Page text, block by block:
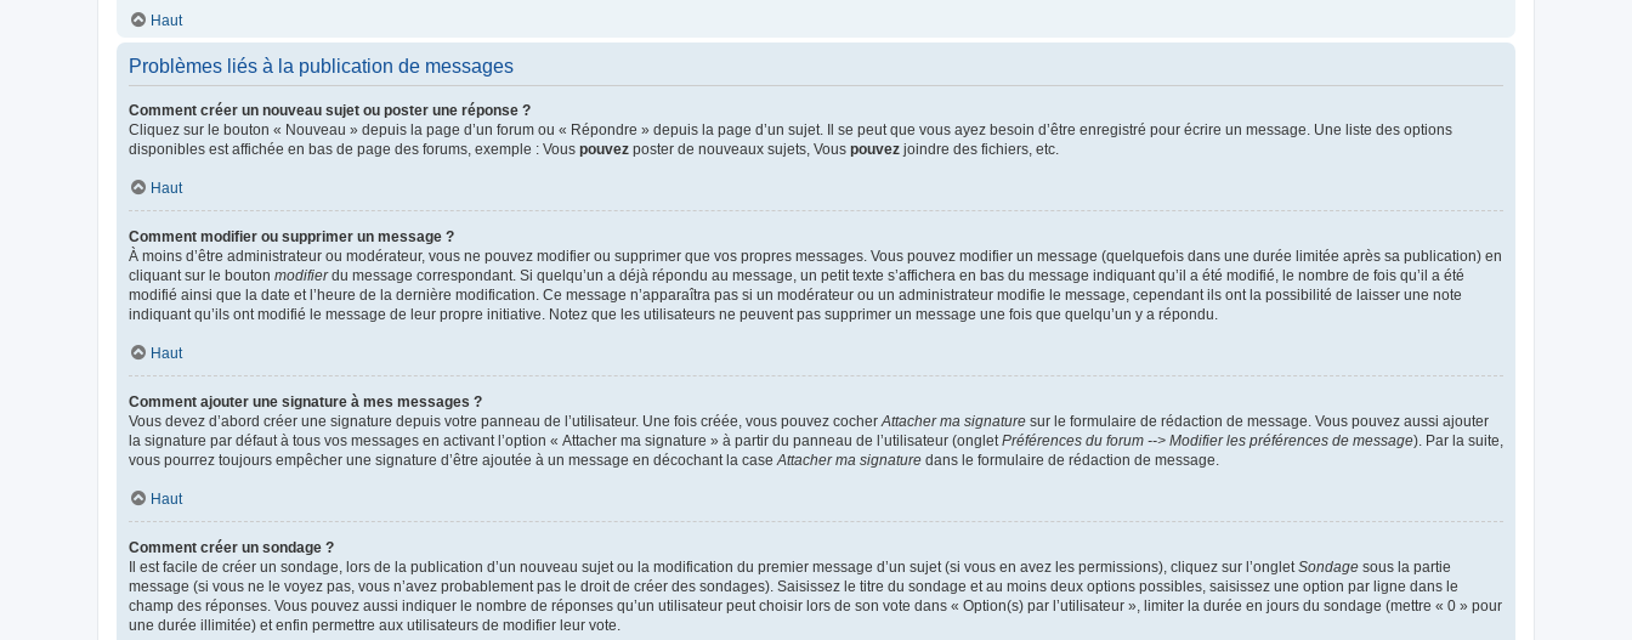
Haut
Problèmes liés à la publication de messages
Comment créer un nouveau sujet ou poster une réponse ?
Cliquez sur le bouton « Nouveau » depuis la page d’un forum ou « Répondre » depuis la page d’un sujet. Il se peut que vous ayez besoin d’être enregistré pour écrire un message. Une liste des options
disponibles est affichée en bas de page des forums, exemple : Vous pouvez poster de nouveaux sujets, Vous pouvez joindre des fichiers, etc.
Haut
Comment modifier ou supprimer un message ?
À moins d’être administrateur ou modérateur, vous ne pouvez modifier ou supprimer que vos propres messages. Vous pouvez modifier un message (quelquefois dans une durée limitée après sa publication) en
cliquant sur le bouton modifierdu message correspondant. Si quelqu’un a déjà répondu au message, un petit texte s’affichera en bas du message indiquant qu’il a été modifié, le nombre de fois qu’il a été
modifié ainsi que la date et l’heure de la dernière modification. Ce message n’apparaîtra pas si un modérateur ou un administrateur modifie le message, cependant ils ont la possibilité de laisser une note
indiquant qu’ils ont modifié le message de leur propre initiative. Notez que les utilisateurs ne peuvent pas supprimer un message une fois que quelqu’un y a répondu.
Haut
Comment ajouter une signature à mes messages ?
Vous devez d’abord créer une signature depuis votre panneau de l’utilisateur. Une fois créée, vous pouvez cocher Attacher ma signature sur le formulaire de rédaction de message. Vous pouvez aussi ajouter
la signature par défaut à tous vos messages en activant l’option « Attacher ma signature » à partir du panneau de l’utilisateur (onglet Préférences du forum --> Modifier les préférences de message). Par la suite,
vous pourrez toujours empêcher une signature d’être ajoutée à un message en décochant la case Attacher ma signature dans le formulaire de rédaction de message.
Haut
Comment créer un sondage ?
Il est facile de créer un sondage, lors de la publication d’un nouveau sujet ou la modification du premier message d’un sujet (si vous en avez les permissions), cliquez sur l’onglet Sondage sous la partie
message (si vous ne le voyez pas, vous n’avez probablement pas le droit de créer des sondages). Saisissez le titre du sondage et au moins deux options possibles, saisissez une option par ligne dans le
champ des réponses. Vous pouvez aussi indiquer le nombre de réponses qu’un utilisateur peut choisir lors de son vote dans « Option(s) par l’utilisateur », limiter la durée en jours du sondage (mettre « 0 » pour
une durée illimitée) et enfin permettre aux utilisateurs de modifier leur vote.